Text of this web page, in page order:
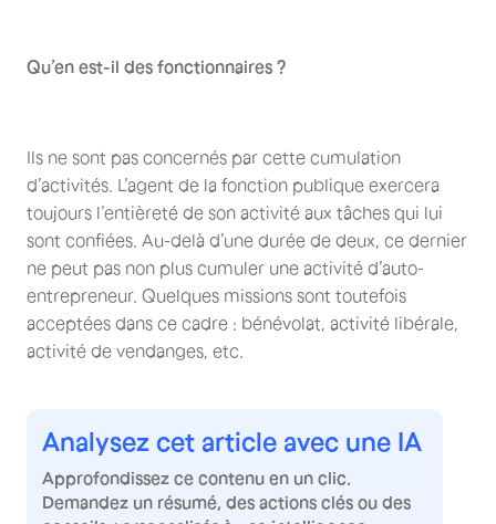
Qu’en est-il des fonctionnaires ?
Ils ne sont pas concernés par cette cumulation
d’activités. L’agent de la fonction publique exercera
toujours l’entièreté de son activité aux tâches qui lui
sont confiées. Au-delà d’une durée de deux, ce dernier
ne peut pas non plus cumuler une activité d’auto-
entrepreneur. Quelques missions sont toutefois
acceptées dans ce cadre : bénévolat, activité libérale,
activité de vendanges, etc.
Analysez cet article avec une IA
Approfondissez ce contenu en un clic.
Demandez un résumé, des actions clés ou des